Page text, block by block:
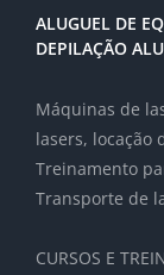
ALUGUEL DE
DEPILAÇÃO
Máquinas de
lasers, locação
Treinamento
Transporte de
CURSOS E